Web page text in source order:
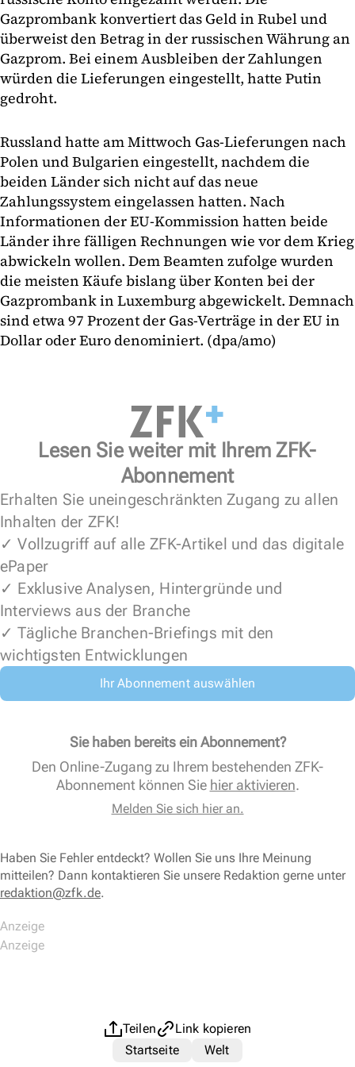
Gazprombank konvertiert das Geld in Rubel und
überweist den Betrag in der russischen Währung an
Gazprom. Bei einem Ausbleiben der Zahlungen
würden die Lieferungen eingestellt, hatte Putin
gedroht.
Russland hatte am Mittwoch Gas-Lieferungen nach
Polen und Bulgarien eingestellt, nachdem die
beiden Länder sich nicht auf das neue
Zahlungssystem eingelassen hatten. Nach
Informationen der EU-Kommission hatten beide
Länder ihre fälligen Rechnungen wie vor dem Krieg
abwickeln wollen. Dem Beamten zufolge wurden
die meisten Käufe bislang über Konten bei der
Gazprombank in Luxemburg abgewickelt. Demnach
sind etwa 97 Prozent der Gas-Verträge in der EU in
Dollar oder Euro denominiert. (dpa/amo)
Lesen Sie weiter mit Ihrem ZFK-
Abonnement
Erhalten Sie uneingeschränkten Zugang zu allen
Inhalten der ZFK!
✓ Vollzugriff auf alle ZFK-Artikel und das digitale
ePaper
✓ Exklusive Analysen, Hintergründe und
Interviews aus der Branche
✓ Tägliche Branchen-Briefings mit den
wichtigsten Entwicklungen
Ihr Abonnement auswählen
Sie haben bereits ein Abonnement?
Den Online-Zugang zu Ihrem bestehenden ZFK-
Abonnement können Sie hier aktivieren.
Melden Sie sich hier an.
Haben Sie Fehler entdeckt? Wollen Sie uns Ihre Meinung
mitteilen? Dann kontaktieren Sie unsere Redaktion gerne unter
redaktion@zfk.de.
Teilen
Link kopieren
Startseite
Welt